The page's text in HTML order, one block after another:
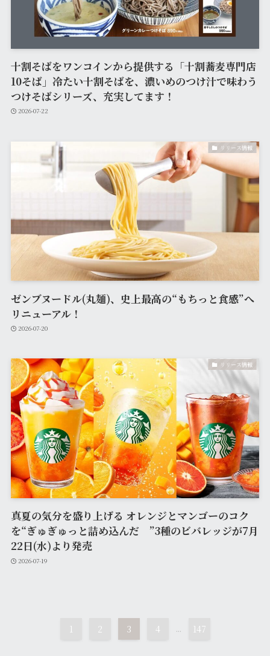
十割そばをワンコインから提供する「十割蕎麦専門店
10そば」冷たい十割そばを、濃いめのつけ汁で味わう
つけそばシリーズ、充実してます！
2026-07-22
リリース情報
ゼンブヌードル(丸麺)、史上最高の“もちっと食感”へ
リニューアル！
2026-07-20
リリース情報
真夏の気分を盛り上げる オレンジとマンゴーのコク
を“ぎゅぎゅっと詰め込んだ ”3種のビバレッジが7月
22日(水)より発売
2026-07-19
1 2 3 4 ... 147